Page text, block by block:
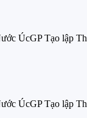
ÚcGP Tạo lập
ÚcGP Tạo lập